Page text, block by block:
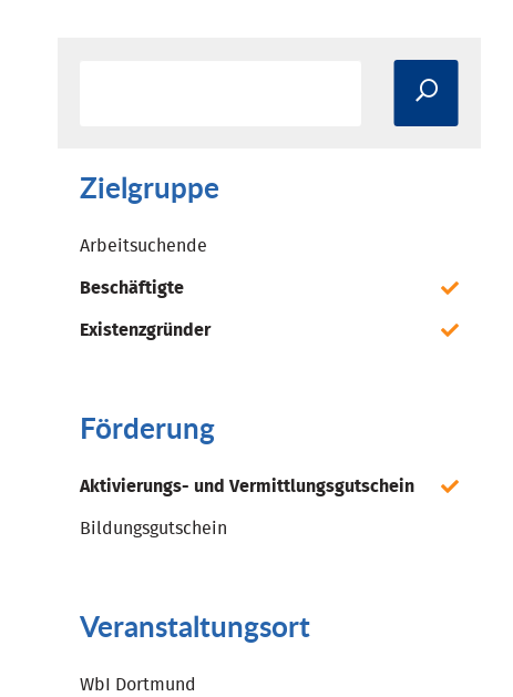
Zielgruppe
Arbeitsuchende
Beschäftigte
Existenzgründer
Förderung
Aktivierungs- und Vermittlungsgutschein
Bildungsgutschein
Veranstaltungsort
WbI Dortmund